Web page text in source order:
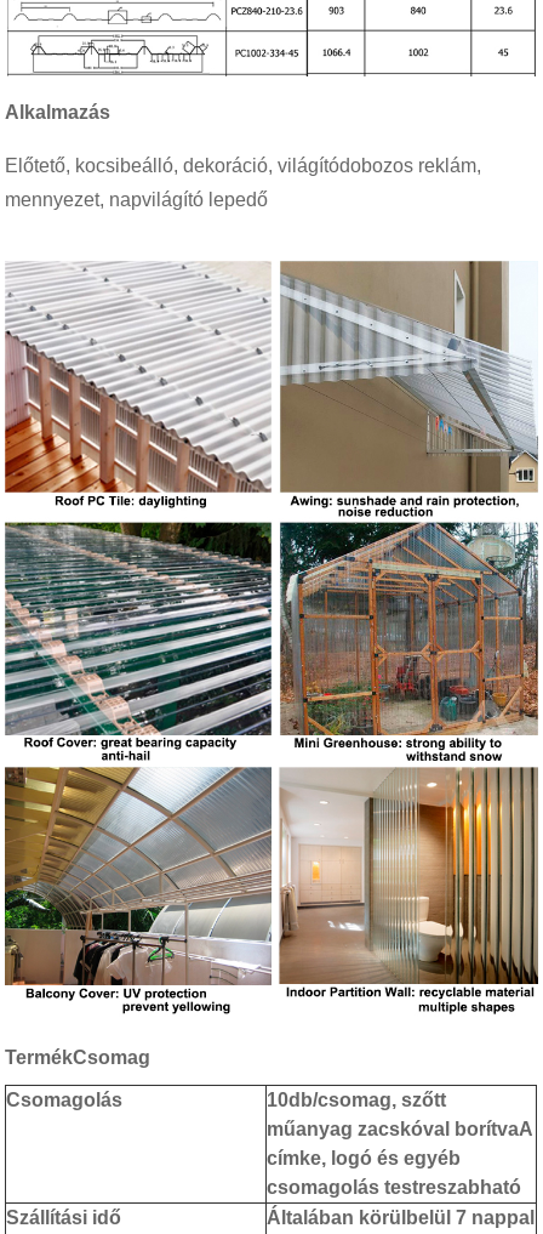
Alkalmazás
Előtető, kocsibeálló, dekoráció, világítódobozos reklám,
mennyezet, napvilágító lepedő
TermékCsomag
Csomagolás
10db/csomag, szőtt
műanyag zacskóval borítvaA
címke, logó és egyéb
csomagolás testreszabható
Szállítási idő
Általában körülbelül 7 nappal